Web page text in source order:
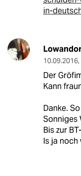
in-
10.09.2016,
Der
Kann
Danke.
Sonniges
Bis zur
Is ja noch